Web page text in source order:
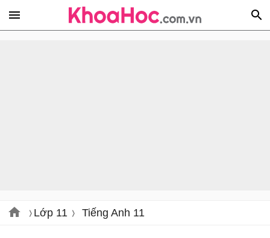
Lớp 11 Tiếng Anh 11